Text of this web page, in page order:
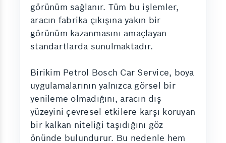
görünüm sağlanır. Tüm bu işlemler,
aracın fabrika çıkışına yakın bir
görünüm kazanmasını amaçlayan
standartlarda sunulmaktadır.
Birikim Petrol Bosch Car Service, boya
uygulamalarının yalnızca görsel bir
yenileme olmadığını, aracın dış
yüzeyini çevresel etkilere karşı koruyan
bir kalkan niteliği taşıdığını göz
önünde bulundurur. Bu nedenle hem